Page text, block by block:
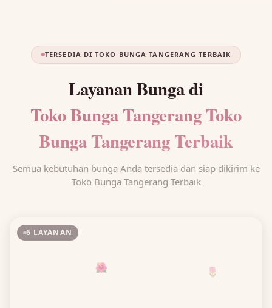
TERSEDIA DI TOKO BUNGA TANGERANG TERBAIK
Layanan Bunga di
Toko Bunga Tangerang Toko
Bunga Tangerang Terbaik
Semua kebutuhan bunga Anda tersedia dan siap dikirim ke
Toko Bunga Tangerang Terbaik
6 LAYANAN